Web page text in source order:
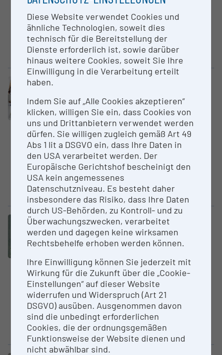
allgemein kulturell bedeutsame
Objekte aus Botanik und
Naturgeschichte. Sie
beinhaltet...
Japanol­o­gische Sammlung des
Instituts für Ostasien­wis­sen­
schaften
University of Vienna
Die Japanologische Sammlung
des Instituts für
Ostasienwissenschaften der
Universität Wien setzt sich aus
rund 800...
Electronic database / Collection
Karten­sammlung der
Fachbereichs­bi­bliothek
Geographie und Regio­n­al­
forschung
University of Vienna
Der Grundstock der Sammlung
geht auf die Zeit der Gründung
des Geographischen Instituts im
Jahre...
Diese Website verwendet Cookies und
ähnliche Technologien, soweit dies
technisch für die Bereitstellung der
Dienste erforderlich ist, sowie darüber
hinaus weitere Cookies, soweit Sie Ihre
Einwilligung in die Verarbeitung erteilt
haben.
Indem Sie auf „Alle Cookies akzeptieren“
klicken, willigen Sie ein, dass Cookies von
uns und Drittanbietern verwendet werden
dürfen. Sie willigen zugleich gemäß Art 49
Abs 1 lit a DSGVO ein, dass Ihre Daten in
den USA verarbeitet werden. Der
Europäische Gerichtshof bescheinigt den
USA kein angemessenes
Datenschutzniveau. Es besteht daher
insbesondere das Risiko, dass Ihre Daten
durch US-Behörden, zu Kontroll- und zu
Überwachungszwecken, verarbeitet
werden und dagegen keine wirksamen
Rechtsbehelfe erhoben werden können.
Ihre Einwilligung können Sie jederzeit mit
Wirkung für die Zukunft über die „Cookie-
Einstellungen“ auf dieser Website
widerrufen und Widerspruch (Art 21
DSGVO) ausüben. Ausgenommen davon
sind die unbedingt erforderlichen
Cookies, die der ordnungsgemäßen
Funktionsweise der Website dienen und
nicht abwählbar sind.